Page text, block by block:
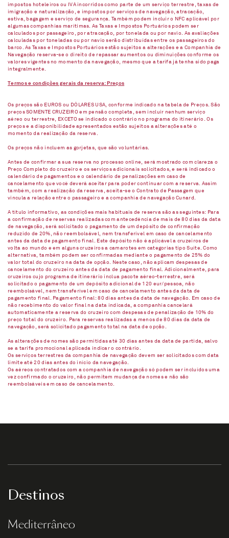
impostos hoteleiros ou IVA incorridos como parte de um serviço terrestre, taxas de
imigração e naturalização, e impostos por serviços de navegação, atracação,
estiva, bagagem e serviço de segurança. Também podem incluir o NFC aplicável por
algumas companhias marítimas. As Taxas e Impostos Portuários podem ser
calculados por passageiro, por atracação, por tonelada ou por navio. As avaliações
calculadas por toneladas ou por navio serão distribuídas entre os passageiros do
barco. As Taxas e Impostos Portuários estão sujeitos a alterações e a Companhia de
Navegação reserva-se o direito de repassar aumentos ou diminuições conforme os
valores vigentes no momento da navegação, mesmo que a tarifa já tenha sido paga
integralmente.
Termos e condições gerais da reserva: Preços
Os preços são EUROS ou DÓLARES USA, conforme indicado na tabela de Preços. São
preços SOMENTE CRUZEIRO em pensão completa, sem incluir nenhum serviço
aéreo ou terrestre, EXCETO se indicado o contrário no programa do itinerário. Os
preços e a disponibilidade apresentados estão sujeitos a alterações até o
momento da realização da reserva.
Os preços não incluem as gorjetas, que são voluntárias.
Antes de confirmar a sua reserva no processo online, será mostrado com clareza o
Preço Completo do cruzeiro e os serviços adicionais solicitados, e será indicado o
calendário de pagamentos e o calendário de penalizações em caso de
cancelamento que você deverá aceitar para poder continuar com a reserva. Assim
também, com a realização da reserva, aceita-se o Contrato de Passagem que
vincula a relação entre o passageiro e a companhia de navegação Cunard.
A título informativo, as condições mais habituais de reserva são as seguintes: Para
a confirmação de reservas realizadas com antecedência de mais de 80 dias da data
de navegação, será solicitado o pagamento de um depósito de confirmação
reduzido de 20%, não reembolsável, nem transferível em caso de cancelamento
antes da data de pagamento final. Este depósito não é aplicável a cruzeiros de
volta ao mundo e em alguns cruzeiros a camarotes em categorias tipo Suíte. Como
alternativa, também podem ser confirmadas mediante o pagamento de 25% do
valor total do cruzeiro na data de opção. Neste caso, não aplicam despesas de
cancelamento do cruzeiro antes da data de pagamento final. Adicionalmente, para
cruzeiros cujo programa de itinerário inclua pacote aéreo-terrestre, será
solicitado o pagamento de um depósito adicional de 120 eur/pessoa, não
reembolsável, nem transferível em caso de cancelamento antes da data de
pagamento final. Pagamento final: 80 dias antes da data de navegação. Em caso de
não recebimento do valor final na data indicada, a companhia cancelará
automaticamente a reserva do cruzeiro com despesas de penalização de 10% do
preço total do cruzeiro. Para reservas realizadas a menos de 80 dias da data de
navegação, será solicitado pagamento total na data de opção.
As alterações de nomes são permitidas até 30 dias antes da data de partida, salvo
se a tarifa promocional aplicada indicar o contrário.
Os serviços terrestres da companhia de navegação devem ser solicitados com data
limite até 20 dias antes do início da navegação.
Os aéreos contratados com a companhia de navegação só podem ser incluídos uma
vez confirmado o cruzeiro, não permitem mudança de nomes e não são
reembolsáveis em caso de cancelamento.​
Destinos
Mediterrâneo